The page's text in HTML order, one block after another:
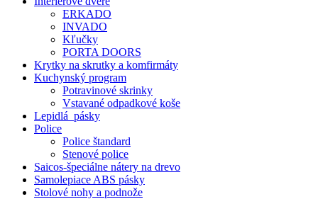
ERKADO
INVADO
Kľučky
PORTA DOORS
Krytky na skrutky a komfirmáty
Kuchynský program
Potravinové skrinky
Vstavané odpadkové koše
Lepidlá_pásky
Police
Police štandard
Stenové police
Saicos-špeciálne nátery na drevo
Samolepiace ABS pásky
Stolové nohy a podnože